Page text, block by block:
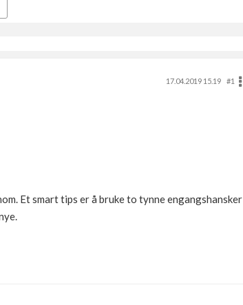
17.04.2019 15.19
#1
Et smart tips er å bruke to tynne engangshansker